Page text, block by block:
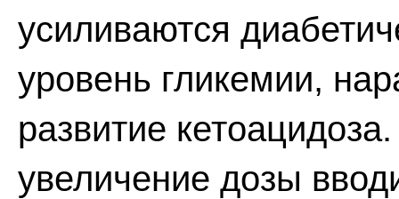
усиливаются
уровень гликемии,
развитие
увеличение дозы